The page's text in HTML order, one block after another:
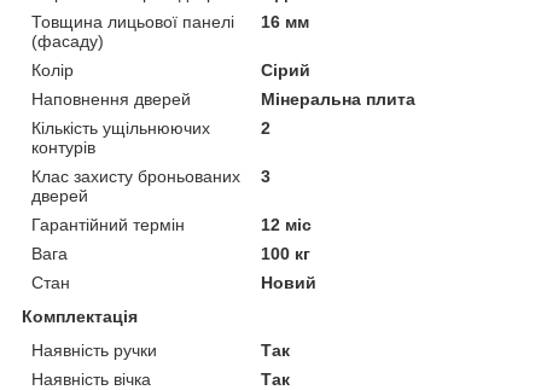
Товщина лицьової панелі
(фасаду)
16 мм
Колір
Сірий
Наповнення дверей
Мінеральна плита
Кількість ущільнюючих
контурів
2
Клас захисту броньованих
дверей
3
Гарантійний термін
12 міс
Вага
100 кг
Стан
Новий
Комплектація
Наявність ручки
Так
Наявність вічка
Так